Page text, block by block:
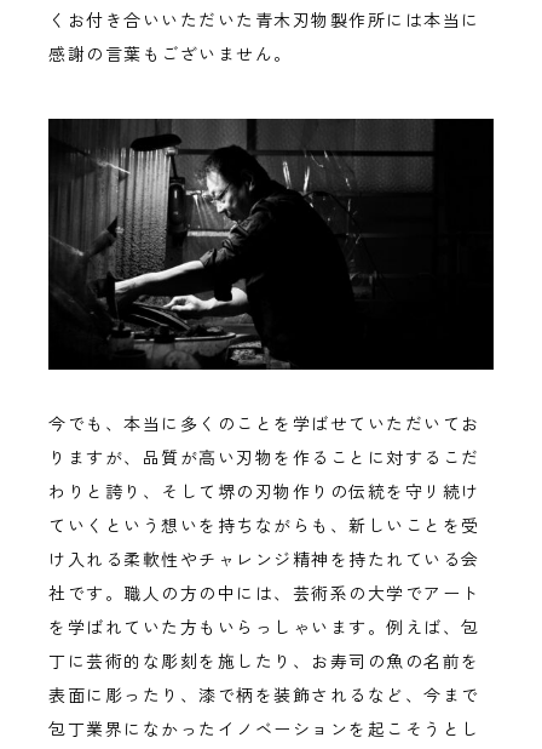
くお付き合いいただいた青木刃物製作所には本当に
感謝の言葉もございません。
今でも、本当に多くのことを学ばせていただいてお
りますが、品質が高い刃物を作ることに対するこだ
わりと誇り、そして堺の刃物作りの伝統を守リ続け
ていくという想いを持ちながらも、新しいことを受
け入れる柔軟性やチャレンジ精神を持たれている会
社です。職人の方の中には、芸術系の大学でアート
を学ばれていた方もいらっしゃいます。例えば、包
丁に芸術的な彫刻を施したり、お寿司の魚の名前を
表面に彫ったり、漆で柄を装飾されるなど、今まで
包丁業界になかったイノベーションを起こそうとし